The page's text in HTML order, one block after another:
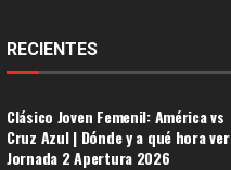
RECIENTES
Clásico Joven Femenil: América vs
Cruz Azul | Dónde y a qué hora ver
Jornada 2 Apertura 2026